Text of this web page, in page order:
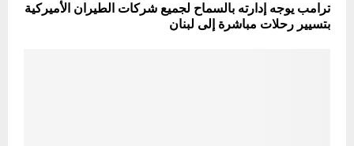
ترامب يوجه إدارته بالسماح لجميع شركات الطيران الأميركية
بتسيير رحلات مباشرة إلى لبنان